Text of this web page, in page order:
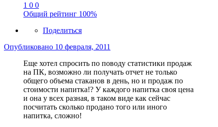
1 0 0
Общий рейтинг 100%
Поделиться
Опубликовано 10 февраля, 2011
Еще хотел спросить по поводу статистики продаж
на ПК, возможно ли получать отчет не только
общего объема стаканов в день, но и продаж по
стоимости напитка!? У каждого напитка своя цена
и она у всех разная, в таком виде как сейчас
посчитать сколько продано того или иного
напитка, сложно!